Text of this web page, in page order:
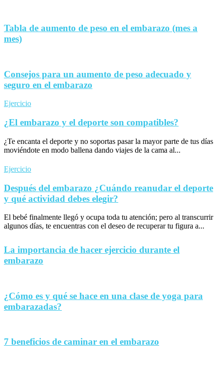
Tabla de aumento de peso en el embarazo (mes a
mes)
Consejos para un aumento de peso adecuado y
seguro en el embarazo
Ejercicio
¿El embarazo y el deporte son compatibles?
¿Te encanta el deporte y no soportas pasar la mayor parte de tus días
moviéndote en modo ballena dando viajes de la cama al...
Ejercicio
Después del embarazo ¿Cuándo reanudar el deporte
y qué actividad debes elegir?
El bebé finalmente llegó y ocupa toda tu atención; pero al transcurrir
algunos días, te encuentras con el deseo de recuperar tu figura a...
La importancia de hacer ejercicio durante el
embarazo
¿Cómo es y qué se hace en una clase de yoga para
embarazadas?
7 beneficios de caminar en el embarazo